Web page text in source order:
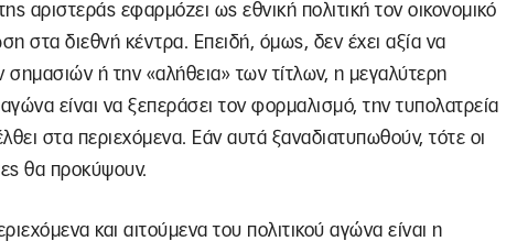
αριστεράς εφαρμόζει ως εθνική πολιτική τον οικονομικό
στα διεθνή κέντρα. Επειδή, όμως, δεν έχει αξία να
ή την «αλήθεια» των τίτλων, η μεγαλύτερη
είναι να ξεπεράσει τον φορμαλισμό, την τυπολατρεία
στα περιεχόμενα. Εάν αυτά ξαναδιατυπωθούν, τότε οι
θα προκύψουν.
και αιτούμενα του πολιτικού αγώνα είναι η